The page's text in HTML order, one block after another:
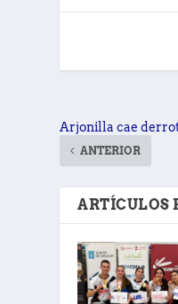
Arjonilla cae
ANTERIOR
ARTÍCULOS